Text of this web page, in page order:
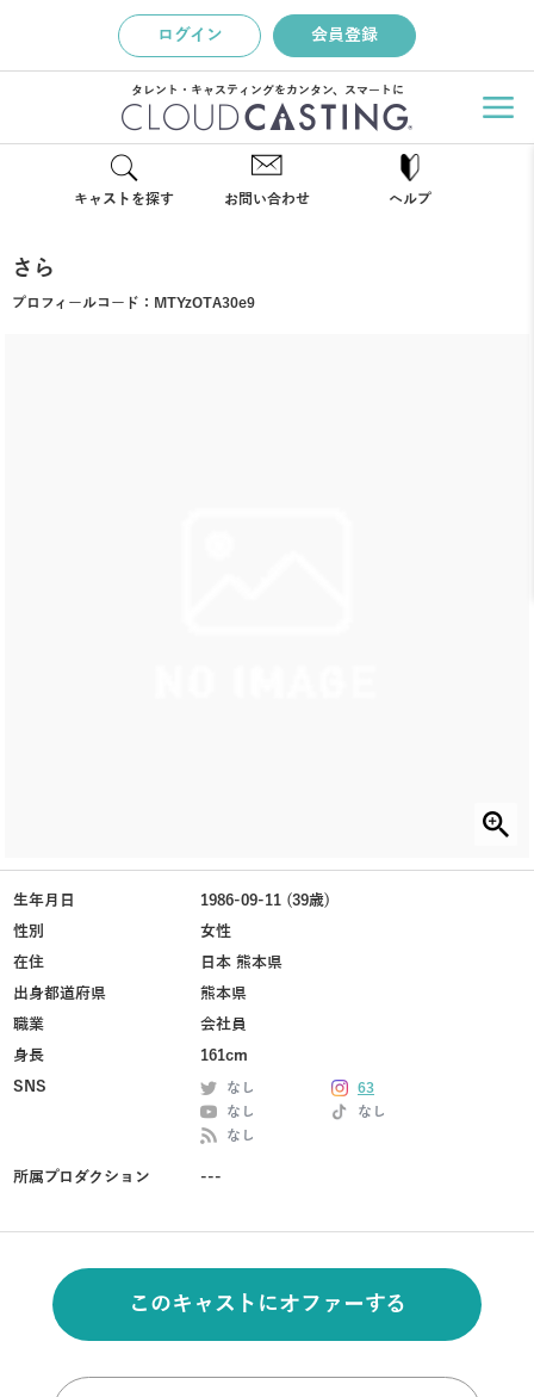
ログイン 会員登録
タレント・キャスティングをカンタン、スマートに
キャストを探す お問い合わせ ヘルプ
さら
プロフィールコード： MTYzOTA30e9
生年月日
1986-09-11 (39歳)
性別
女性
在住
日本 熊本県
出身都道府県
熊本県
職業
会社員
身長
161cm
SNS
なし
63
なし
なし
なし
所属プロダクション ---
このキャストにオファーする